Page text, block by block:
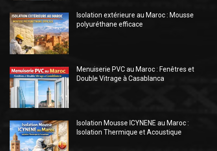
Isolation extérieure au Maroc : Mousse
polyuréthane efficace
Menuiserie PVC au Maroc : Fenêtres et
Double Vitrage à Casablanca
Isolation Mousse ICYNENE au Maroc :
Isolation Thermique et Acoustique